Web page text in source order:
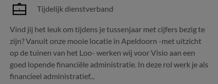
Tijdelijk dienstverband
Vind jij het leuk om tijdens je tussenjaar met cijfers bezig te
zijn? Vanuit onze mooie locatie in Apeldoorn -met uitzicht
op de tuinen van het Loo- werken wij voor Visio aan een
goed lopende financiële administratie. In deze rol werk je als
financieel administratief...